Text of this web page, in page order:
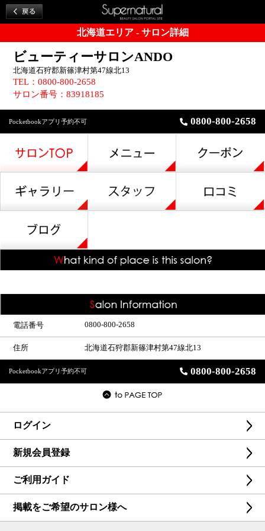
北海道エリア - サロン詳細
ビューティーサロンANDO
北海道石狩郡新篠津村第47線北13
TEL：0800-800-2658
サロン番号：83918185
Pocketbookアプリ予約不可 0800-800-2658
電話番号 0800-800-2658
住所 北海道石狩郡新篠津村第47線北13
Pocketbookアプリ予約不可 0800-800-2658
ログイン
新規会員登録
ご利用ガイド
掲載をご希望のサロン様へ